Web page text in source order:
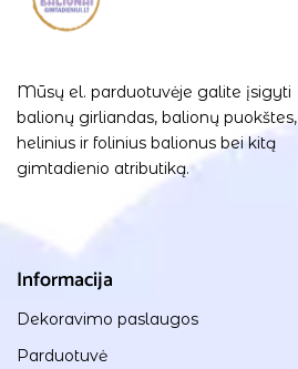
Mūsų el. parduotuvėje galite įsigyti
balionų girliandas, balionų puokštes,
helinius ir folinius balionus bei kitą
gimtadienio atributiką.
Informacija
Dekoravimo paslaugos
Parduotuvė